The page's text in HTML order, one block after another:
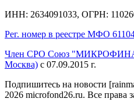
ИНН: 2634091033, ОГРН:
Рег. номер в реестре МФО
Член СРО Союз
Москва) с 07.09.2015 г.
Подпишитесь на новости
2026 microfond26.ru. Все права